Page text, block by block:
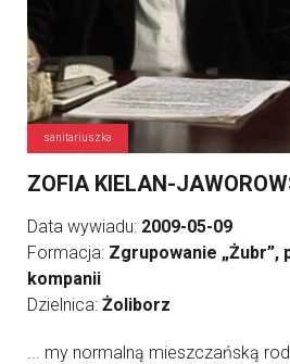
sanitariuszka
ZOFIA KIELAN-
Data wywiadu: 2009-05-09
Formacja: Zgrupowanie „Żubr”,
kompanii
Dzielnica: Żoliborz
... my normalną mieszczańską